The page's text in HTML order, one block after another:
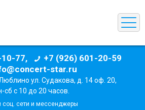
77,
+7 (926) 601-20-59
star.ru
ул. Судакова, д. 14 оф. 20,
сб с 10 до 20 часов.
соц. сети и мессенджеры